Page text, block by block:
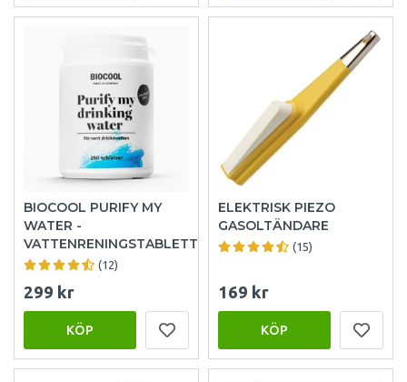
BIOCOOL PURIFY MY
WATER -
VATTENRENINGSTABLETTER
(12)
299 kr
KÖP
ELEKTRISK PIEZO
GASOLTÄNDARE
(15)
169 kr
KÖP